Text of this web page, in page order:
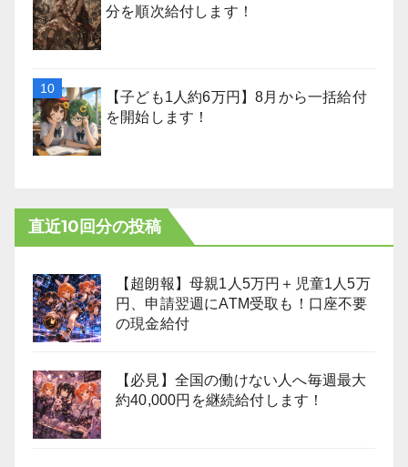
分を順次給付します！
【子ども1人約6万円】8月から一括給付
を開始します！
直近10回分の投稿
【超朗報】母親1人5万円＋児童1人5万
円、申請翌週にATM受取も！口座不要
の現金給付
【必見】全国の働けない人へ毎週最大
約40,000円を継続給付します！